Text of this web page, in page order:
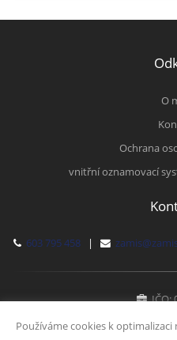
O
Ochrana
vnitřní oznamovací
603 795 458|
IČO:
Používáme cookies k